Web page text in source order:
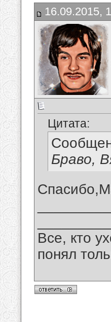
16.09.2015,
Цитата:
Браво,
Все, кто
понял